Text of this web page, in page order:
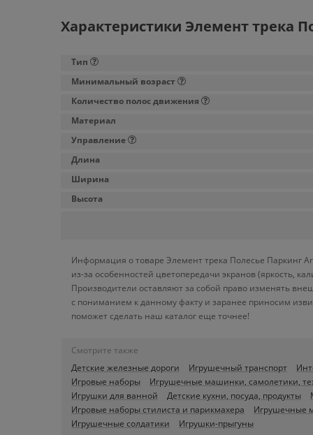
Характеристики Элемент трека
Тип
Минимальный возраст
Количество полос движения
Материал
Управление
Длина
Ширина
Высота
Информация о товаре Элемент трека Полесье Паркинг
из-за особенностей цветопередачи экранов (яркость,
Производители оставляют за собой право изменять
с пониманием к данному факту и заранее приносим
поможет сделать наш каталог еще точнее!
Смотрите также
Детские железные дороги
Игрушечный транспорт
Игровые наборы
Игрушечные машинки, самолетики,
Игрушки для ванной
Детские кухни, посуда, продукты
Игровые наборы стилиста и парикмахера
Игрушечные
Игрушечные солдатики
Игрушки-прыгуны